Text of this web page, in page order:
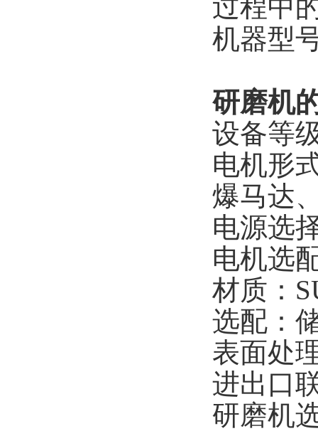
过程中
机器型
研磨机
设备等
电机形
爆马达
电源选
电机选
材质：
选配：
表面处
进出口
研磨机